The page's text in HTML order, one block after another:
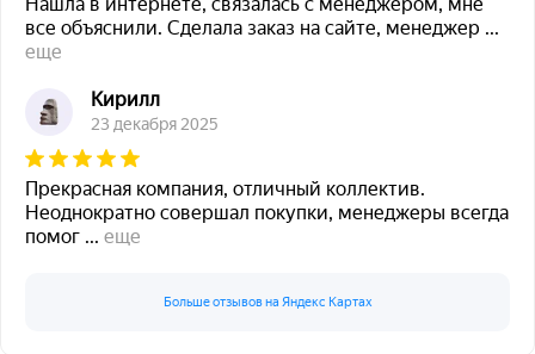
все объяснили. Сделала заказ на сайте, менеджер ...
еще
Кирилл
23 декабря 2025
Прекрасная компания, отличный коллектив.
Неоднократно совершал покупки, менеджеры всегда
помог ... еще
Больше отзывов на Яндекс Картах